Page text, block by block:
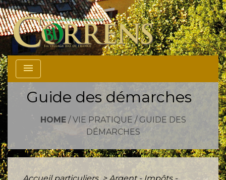
menu
Guide des démarches
HOME/ VIE PRATIQUE / GUIDE DES
DÉMARCHES